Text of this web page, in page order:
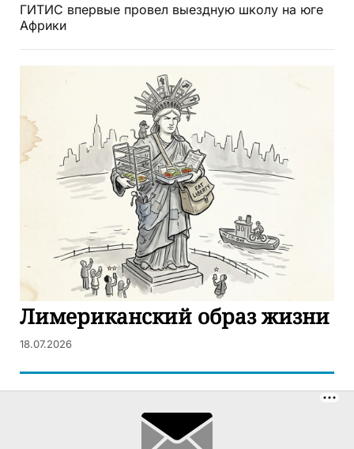
ГИТИС впервые провел выездную школу на юге
Африки
Лимериканский образ жизни
18.07.2026